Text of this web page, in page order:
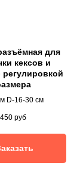
для
кексов и
регулировкой
D-16-30 см
450 руб